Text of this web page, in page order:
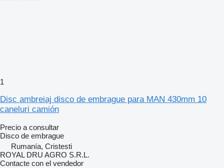
1
Disc ambreiaj disco de embrague para MAN 430mm 10
caneluri camión
Precio a consultar
Disco de embrague
Rumanía, Cristesti
ROYAL DRU AGRO S.R.L.
Contacte con el vendedor